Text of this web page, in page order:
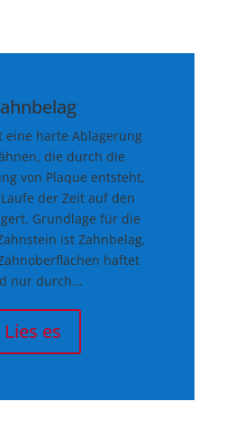
eine harte Ablagerung
die durch die
von Plaque entsteht,
der Zeit auf den
Grundlage für die
ist Zahnbelag,
haftet
nur durch...
Lies es